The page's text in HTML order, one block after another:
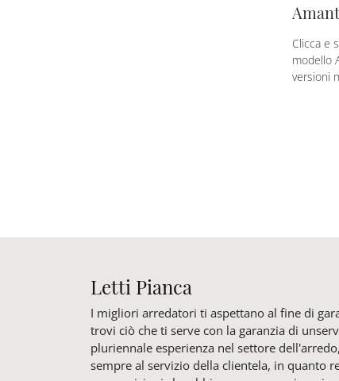
Clicca e
modello
versioni
Letti Pianca
I migliori arredatori ti aspettano al fine di
trovi ciò che ti serve con la garanzia di
pluriennale esperienza nel settore
sempre al servizio della clientela, in quanto